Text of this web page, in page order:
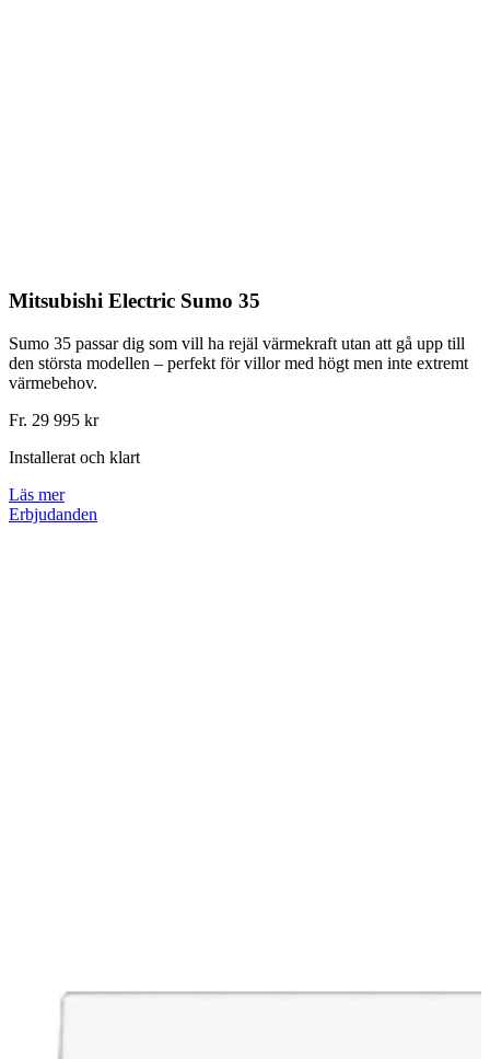
Mitsubishi Electric Sumo 35
Sumo 35 passar dig som vill ha rejäl värmekraft utan att gå upp till
den största modellen – perfekt för villor med högt men inte extremt
värmebehov.
Fr. 29 995 kr
Installerat och klart
Läs mer
Erbjudanden